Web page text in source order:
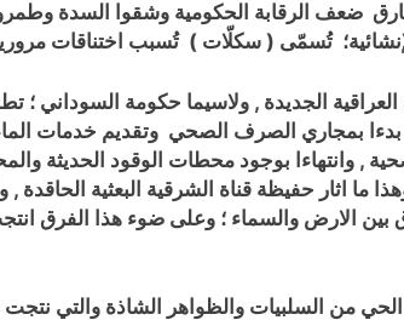
ضعف الرقابة الحكومية وشقوا السدة
تُسمّى ( سكلّات ) تُسبب اختناقات
الجديدة , ولاسيما حكومة السوداني
بمجاري الصرف الصحي وتقديم خدمات الماء
, وانتهاءا بوجود محطات الوقود الحديثة
ما اثار حفيظة قناة الشرقية البعثية
بين الارض والسماء ؛ وعلى ضوء هذا
من السلبيات والظواهر الشاذة والتي